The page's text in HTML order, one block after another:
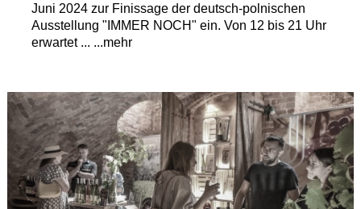
Juni 2024 zur Finissage der deutsch-polnischen
Ausstellung "IMMER NOCH" ein. Von 12 bis 21 Uhr
erwartet ... ...mehr